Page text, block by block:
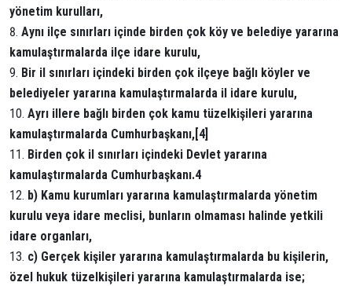
yönetim kurulları,
Aynı ilçe sınırları içinde birden çok köy ve belediye yararına
kamulaştırmalarda ilçe idare kurulu,
Bir il sınırları içindeki birden çok ilçeye bağlı köyler ve
belediyeler yararına kamulaştırmalarda il idare kurulu,
Ayrı illere bağlı birden çok kamu tüzelkişileri yararına
kamulaştırmalarda Cumhurbaşkanı,[4]
Birden çok il sınırları içindeki Devlet yararına
kamulaştırmalarda Cumhurbaşkanı.4
b) Kamu kurumları yararına kamulaştırmalarda yönetim
kurulu veya idare meclisi, bunların olmaması halinde yetkili
idare organları,
c) Gerçek kişiler yararına kamulaştırmalarda bu kişilerin,
özel hukuk tüzelkişileri yararına kamulaştırmalarda ise;